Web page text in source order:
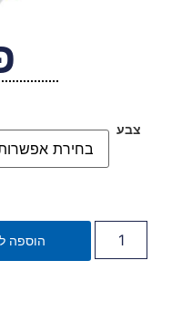
צבע
הוספה